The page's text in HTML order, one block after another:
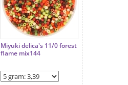
Miyuki delica's 11/0 forest
flame mix144